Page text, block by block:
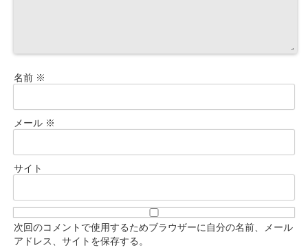
名前 ※
メール ※
サイト
次回のコメントで使用するためブラウザーに自分の名前、メール
アドレス、サイトを保存する。